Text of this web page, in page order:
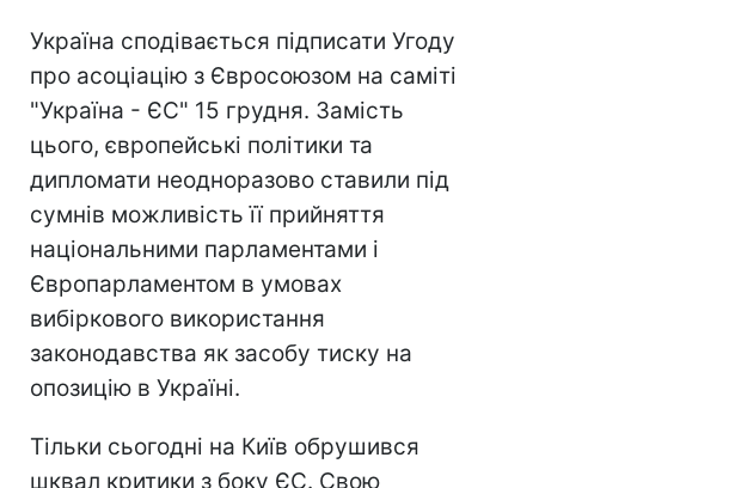
Україна сподівається підписати Угоду
про асоціацію з Євросоюзом на саміті
"Україна - ЄС" 15 грудня. Замість
цього, європейські політики та
дипломати неодноразово ставили під
сумнів можливість її прийняття
національними парламентами і
Європарламентом в умовах
вибіркового використання
законодавства як засобу тиску на
опозицію в Україні.
Тільки сьогодні на Київ обрушився
шквал критики з боку ЄС. Свою